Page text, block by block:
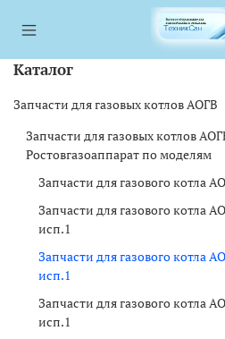
Каталог
Запчасти для газовых котлов АОГВ
Запчасти для газовых котлов
Ростовгазоаппарат по моделям
Запчасти для газового котла
Запчасти для газового котла
исп.1
Запчасти для газового котла
исп.1
Запчасти для газового котла
исп.1
<a href="https://
<a href="https://